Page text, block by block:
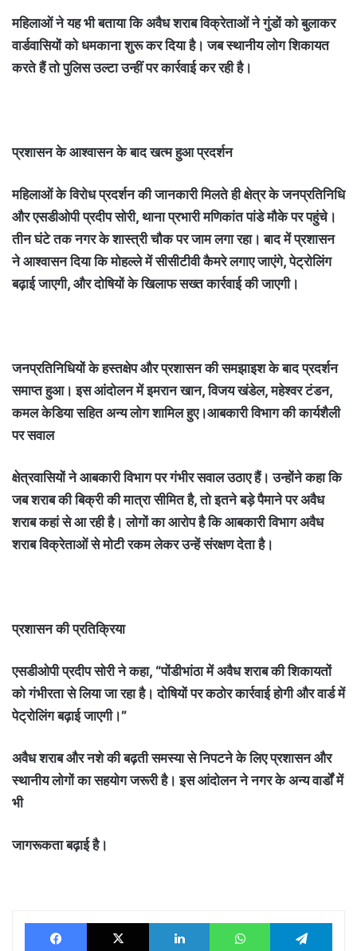
महिलाओं ने यह भी बताया कि अवैध शराब विक्रेताओं ने गुंडों को बुलाकर
वार्डवासियों को धमकाना शुरू कर दिया है। जब स्थानीय लोग शिकायत
करते हैं तो पुलिस उल्टा उन्हीं पर कार्रवाई कर रही है।
प्रशासन के आश्वासन के बाद खत्म हुआ प्रदर्शन
महिलाओं के विरोध प्रदर्शन की जानकारी मिलते ही क्षेत्र के जनप्रतिनिधि
और एसडीओपी प्रदीप सोरी, थाना प्रभारी मणिकांत पांडे मौके पर पहुंचे।
तीन घंटे तक नगर के शास्त्री चौक पर जाम लगा रहा। बाद में प्रशासन
ने आश्वासन दिया कि मोहल्ले में सीसीटीवी कैमरे लगाए जाएंगे, पेट्रोलिंग
बढ़ाई जाएगी, और दोषियों के खिलाफ सख्त कार्रवाई की जाएगी।
जनप्रतिनिधियों के हस्तक्षेप और प्रशासन की समझाइश के बाद प्रदर्शन
समाप्त हुआ। इस आंदोलन में इमरान खान, विजय खंडेल, महेश्वर टंडन,
कमल केडिया सहित अन्य लोग शामिल हुए।आबकारी विभाग की कार्यशैली
पर सवाल
क्षेत्रवासियों ने आबकारी विभाग पर गंभीर सवाल उठाए हैं। उन्होंने कहा कि
जब शराब की बिक्री की मात्रा सीमित है, तो इतने बड़े पैमाने पर अवैध
शराब कहां से आ रही है। लोगों का आरोप है कि आबकारी विभाग अवैध
शराब विक्रेताओं से मोटी रकम लेकर उन्हें संरक्षण देता है।
प्रशासन की प्रतिक्रिया
एसडीओपी प्रदीप सोरी ने कहा, “पोंडीभांठा में अवैध शराब की शिकायतों
को गंभीरता से लिया जा रहा है। दोषियों पर कठोर कार्रवाई होगी और वार्ड में
पेट्रोलिंग बढ़ाई जाएगी।”
अवैध शराब और नशे की बढ़ती समस्या से निपटने के लिए प्रशासन और
स्थानीय लोगों का सहयोग जरूरी है। इस आंदोलन ने नगर के अन्य वार्डों में
भी
जागरूकता बढ़ाई है।
Facebook X LinkedIn WhatsApp